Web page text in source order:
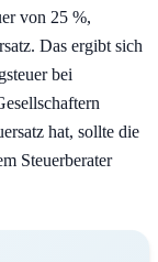
von 25 %,
Das ergibt sich
bei
hat, sollte die
Steuerberater